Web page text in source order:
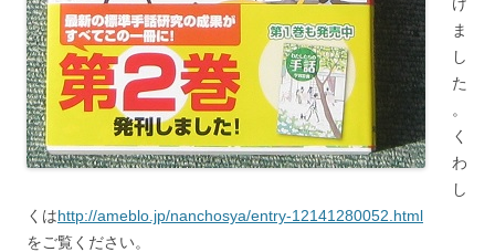
ま
し
た
。
く
わ
し
くはhttp://ameblo.jp/nanchosya/entry-12141280052.html
をご覧ください。